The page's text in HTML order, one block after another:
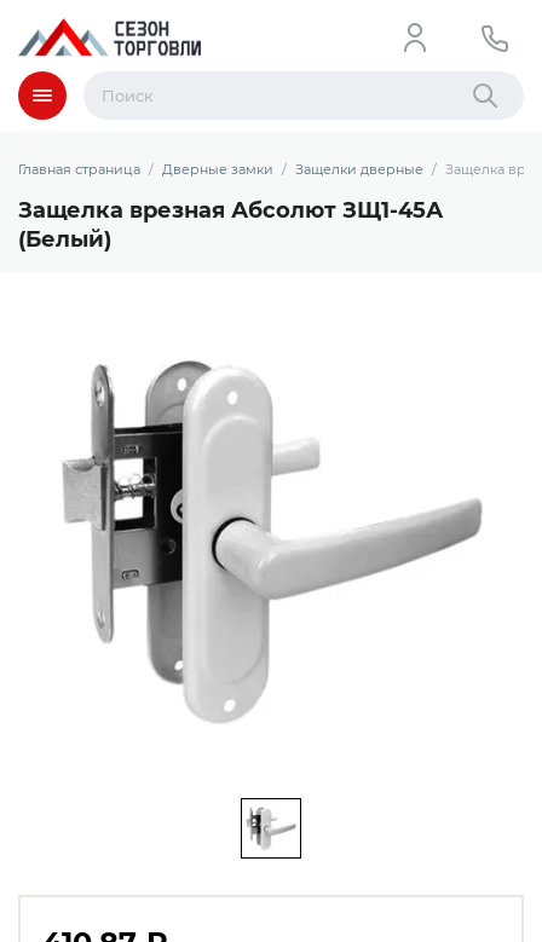
Меню Найти
Главная страница Дверные замки Защелки дверные Защелка
Защелка врезная Абсолют ЗЩ1-45А
(Белый)